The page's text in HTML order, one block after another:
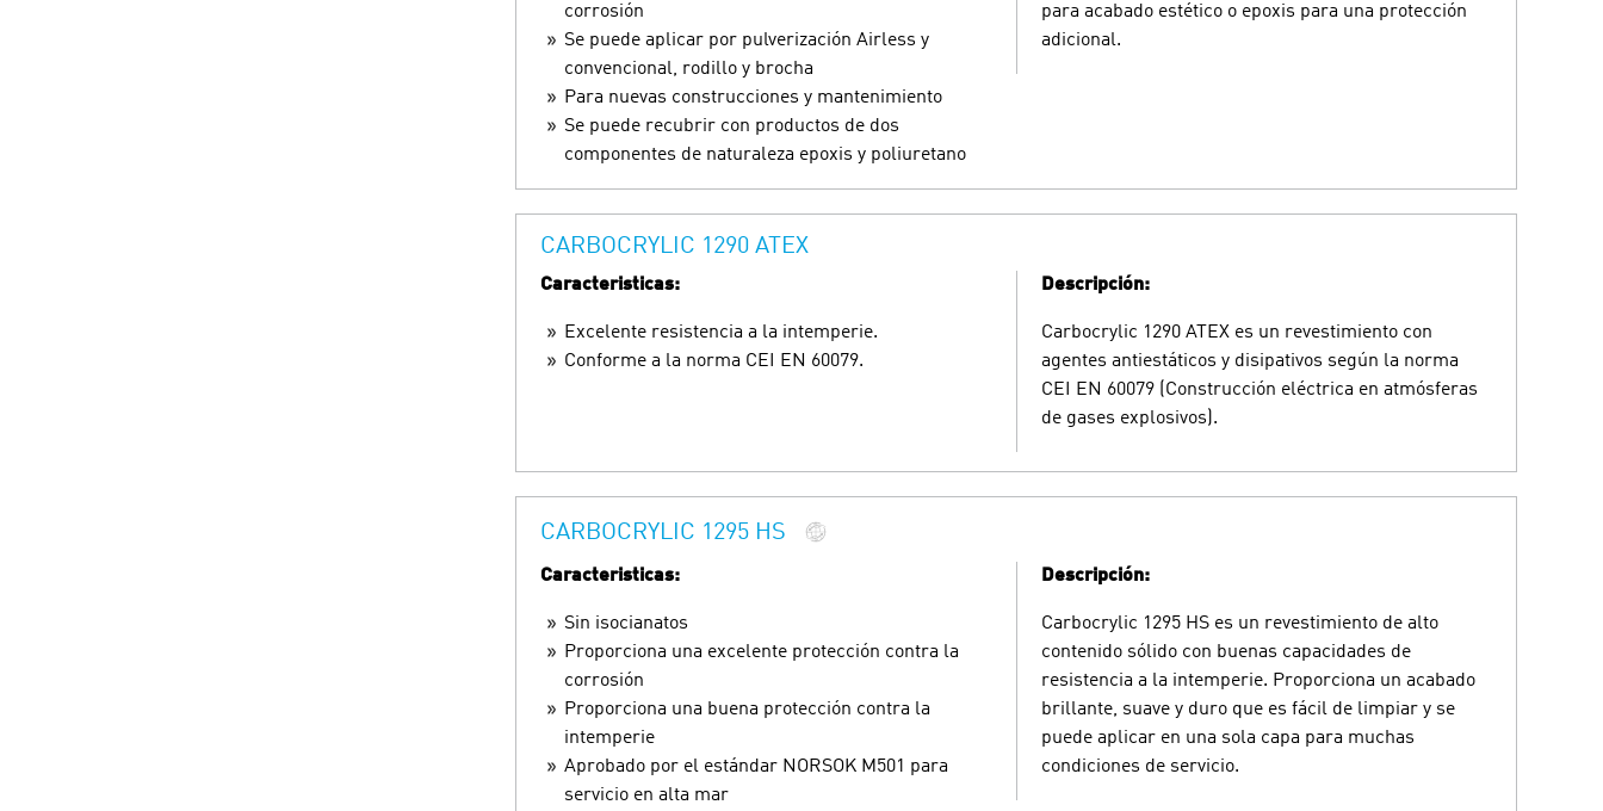
corrosión
Se puede aplicar por pulverización Airless y
convencional, rodillo y brocha
Para nuevas construcciones y mantenimiento
Se puede recubrir con productos de dos
componentes de naturaleza epoxis y poliuretano
para acabado estético o epoxis para una protección
adicional.
CARBOCRYLIC 1290 ATEX
Caracteristicas:
Excelente resistencia a la intemperie.
Conforme a la norma CEI EN 60079.
Descripción:
Carbocrylic 1290 ATEX es un revestimiento con
agentes antiestáticos y disipativos según la norma
CEI EN 60079 (Construcción eléctrica en atmósferas
de gases explosivos).
CARBOCRYLIC 1295 HS
Caracteristicas:
Sin isocianatos
Proporciona una excelente protección contra la
corrosión
Proporciona una buena protección contra la
intemperie
Aprobado por el estándar NORSOK M501 para
servicio en alta mar
Descripción:
Carbocrylic 1295 HS es un revestimiento de alto
contenido sólido con buenas capacidades de
resistencia a la intemperie. Proporciona un acabado
brillante, suave y duro que es fácil de limpiar y se
puede aplicar en una sola capa para muchas
condiciones de servicio.